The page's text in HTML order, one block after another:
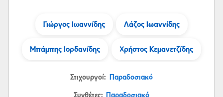
Γιώργος Ιωαννίδης Λάζος Ιωαννίδης
Μπάμπης Ιορδανίδης Χρήστος Κεμανετζίδης
Στιχουργοί: Παραδοσιακό
Συνθέτες: Παραδοσιακό